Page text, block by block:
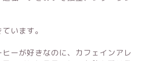
います。
ーが好きなのに、カフェインアレ